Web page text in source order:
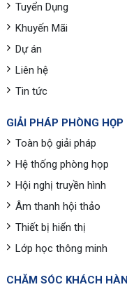
Tuyển Dụng
Khuyến Mãi
Dự án
Liên hệ
Tin tức
GIẢI PHÁP PHÒNG HỌP
Toàn bộ giải pháp
Hệ thống phòng họp
Hội nghị truyền hình
Âm thanh hội thảo
Thiết bị hiển thị
Lớp học thông minh
CHĂM SÓC KHÁCH